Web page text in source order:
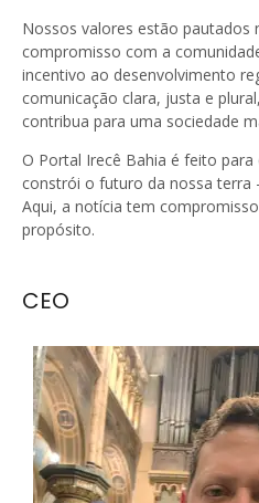
Nossos valores estão pautados
compromisso com a
incentivo ao desenvolvimento
comunicação clara, justa e
contribua para uma sociedade
O Portal Irecê Bahia é feito para
constrói o futuro da nossa
Aqui, a notícia tem
propósito.
CEO